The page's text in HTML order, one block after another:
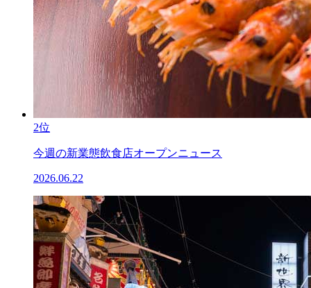
2位
今週の新業態飲食店オープンニュース
2026.06.22